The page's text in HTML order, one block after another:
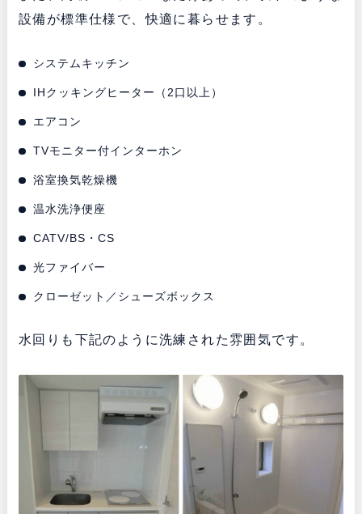
設備が標準仕様で、快適に暮らせます。
システムキッチン
IHクッキングヒーター（2口以上）
エアコン
TVモニター付インターホン
浴室換気乾燥機
温水洗浄便座
CATV/BS・CS
光ファイバー
クローゼット／シューズボックス
水回りも下記のように洗練された雰囲気です。